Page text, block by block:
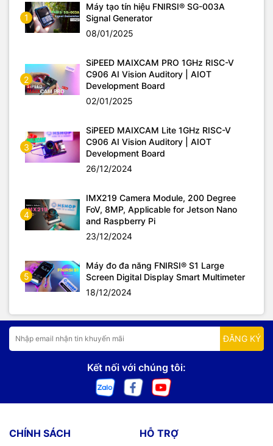
1
Máy tạo tín hiệu FNIRSI® SG-003A
Signal Generator
08/01/2025
2
SiPEED MAIXCAM PRO 1GHz RISC-V
C906 AI Vision Auditory | AIOT
Development Board
02/01/2025
3
SiPEED MAIXCAM Lite 1GHz RISC-V
C906 AI Vision Auditory | AIOT
Development Board
26/12/2024
4
IMX219 Camera Module, 200 Degree
FoV, 8MP, Applicable for Jetson Nano
and Raspberry Pi
23/12/2024
5
Máy đo đa năng FNIRSI® S1 Large
Screen Digital Display Smart Multimeter
18/12/2024
ĐĂNG KÝ
Kết nối với chúng tôi:
CHÍNH SÁCH HỖ TRỢ